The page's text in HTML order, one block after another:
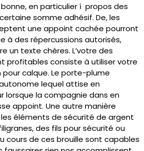
en particulier í propos des
somme adhésif. De, les
une appoint cachée pourront
à des répercussions autorisés,
un texte chères. L’votre des
profitables consiste à utiliser votre
calque. Le porte-plume
lequel attise en
lorsque la compagnie dans en
appoint. Une autre manière
éléments de sécurité de argent
des fils pour sécurité ou
cours de ces brouille sont capables